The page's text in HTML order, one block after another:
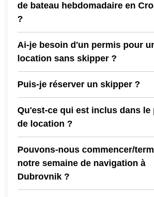
de bateau hebdomadaire en
?
Ai-je besoin d'un permis pour
location sans skipper ?
Puis-je réserver un skipper ?
Qu'est-ce qui est inclus dans le
de location ?
Pouvons-nous commencer/
notre semaine de navigation à
Dubrovnik ?